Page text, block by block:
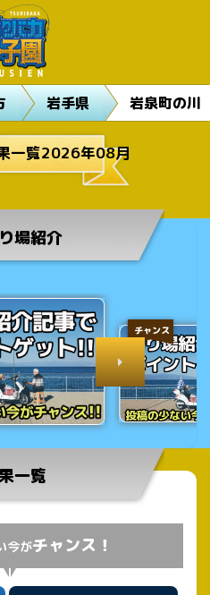
岩手県 岩泉町の川
一覧2026年08月
場紹介
チャンス
一覧
今がチャンス！